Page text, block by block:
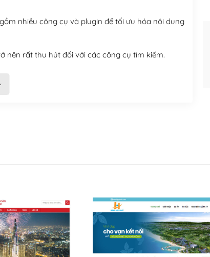
nhiều công cụ và plugin để tối ưu hóa nội dung
nên rất thu hút đối với các công cụ tìm kiếm.
dàng và nhanh chóng. Với kho Theme
kiểm duyệt bởi các nhân viên và những người